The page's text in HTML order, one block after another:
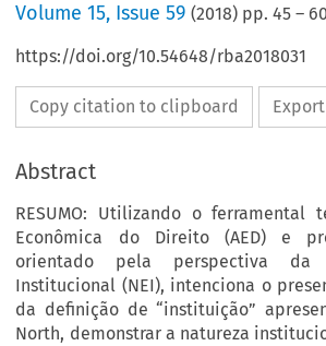
Volume15, Issue 59 (2018) pp.45 – 60
https://doi.org/10.54648/rba2018031
Copy citation to clipboard
Abstract
RESUMO: Utilizando o ferramental
Econômica do Direito (AED) e
orientado pela perspectiva da
Institucional (NEI), intenciona o
da definição de “instituição”
North, demonstrar a natureza